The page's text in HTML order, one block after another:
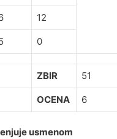
12
0
ZBIR 51
OCENA 6
usmenom